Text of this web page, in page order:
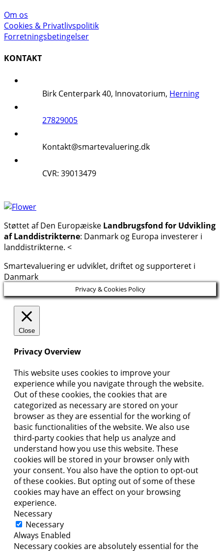
Om os
Cookies & Privatlivspolitik
Forretningsbetingelser
KONTAKT
Birk Centerpark 40, Innovatorium, Herning
27829005
Kontakt@smartevaluering.dk
CVR: 39013479
Støttet af Den Europæiske Landbrugsfond for Udvikling
af Landdistrikterne: Danmark og Europa investerer i
landdistrikterne. <
Smartevaluering er udviklet, driftet og supporteret i
Danmark
Privacy & Cookies Policy
Close
Privacy Overview
This website uses cookies to improve your
experience while you navigate through the website.
Out of these cookies, the cookies that are
categorized as necessary are stored on your
browser as they are essential for the working of
basic functionalities of the website. We also use
third-party cookies that help us analyze and
understand how you use this website. These
cookies will be stored in your browser only with
your consent. You also have the option to opt-out
of these cookies. But opting out of some of these
cookies may have an effect on your browsing
experience.
Necessary
Necessary
Always Enabled
Necessary cookies are absolutely essential for the